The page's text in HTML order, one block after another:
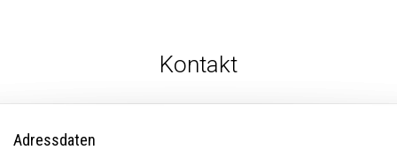
Kontakt
Adressdaten